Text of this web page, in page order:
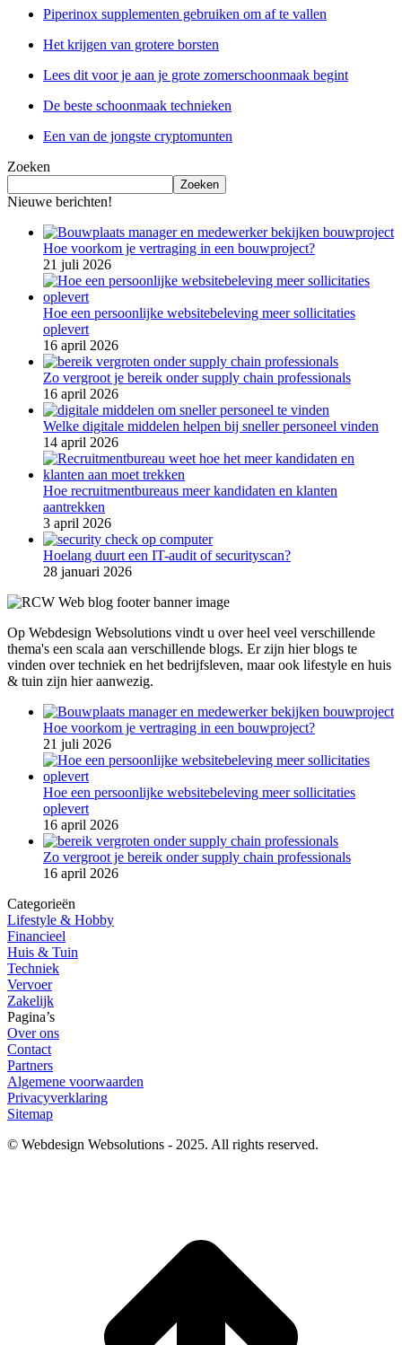
Piperinox supplementen gebruiken om af te vallen
Het krijgen van grotere borsten
Lees dit voor je aan je grote zomerschoonmaak begint
De beste schoonmaak technieken
Een van de jongste cryptomunten
Zoeken
Zoeken
Nieuwe berichten!
Hoe voorkom je vertraging in een bouwproject?
21 juli 2026
Hoe een persoonlijke websitebeleving meer sollicitaties
oplevert
16 april 2026
Zo vergroot je bereik onder supply chain professionals
16 april 2026
Welke digitale middelen helpen bij sneller personeel vinden
14 april 2026
Hoe recruitmentbureaus meer kandidaten en klanten
aantrekken
3 april 2026
Hoelang duurt een IT-audit of securityscan?
28 januari 2026
Op Webdesign Websolutions vindt u over heel veel verschillende
thema's een scala aan verschillende blogs. Er zijn hier blogs te
vinden over techniek en het bedrijfsleven, maar ook lifestyle en huis
& tuin zijn hier aanwezig.
Hoe voorkom je vertraging in een bouwproject?
21 juli 2026
Hoe een persoonlijke websitebeleving meer sollicitaties
oplevert
16 april 2026
Zo vergroot je bereik onder supply chain professionals
16 april 2026
Categorieën
Lifestyle & Hobby
Financieel
Huis & Tuin
Techniek
Vervoer
Zakelijk
Pagina’s
Over ons
Contact
Partners
Algemene voorwaarden
Privacyverklaring
Sitemap
© Webdesign Websolutions - 2025. All rights reserved.